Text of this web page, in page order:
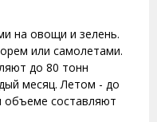
на овощи и зелень.
или самолетами.
до 80 тонн
месяц. Летом - до
составляют